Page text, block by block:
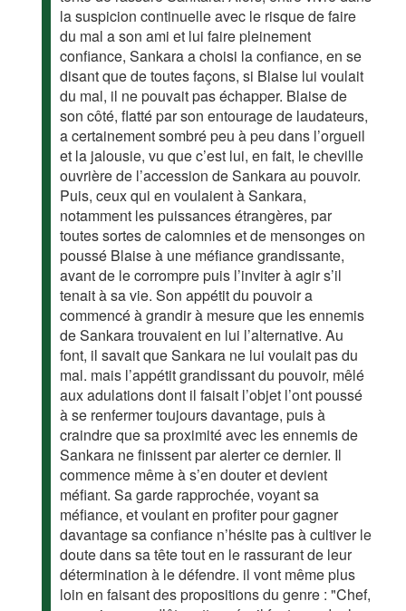
la suspicion continuelle avec le risque de faire
du mal a son ami et lui faire pleinement
confiance, Sankara a choisi la confiance, en se
disant que de toutes façons, si Blaise lui voulait
du mal, il ne pouvait pas échapper. Blaise de
son côté, flatté par son entourage de laudateurs,
a certainement sombré peu à peu dans l’orgueil
et la jalousie, vu que c’est lui, en fait, le cheville
ouvrière de l’accession de Sankara au pouvoir.
Puis, ceux qui en voulaient à Sankara,
notamment les puissances étrangères, par
toutes sortes de calomnies et de mensonges on
poussé Blaise à une méfiance grandissante,
avant de le corrompre puis l’inviter à agir s’il
tenait à sa vie. Son appétit du pouvoir a
commencé à grandir à mesure que les ennemis
de Sankara trouvaient en lui l’alternative. Au
font, il savait que Sankara ne lui voulait pas du
mal. mais l’appétit grandissant du pouvoir, mêlé
aux adulations dont il faisait l’objet l’ont poussé
à se renfermer toujours davantage, puis à
craindre que sa proximité avec les ennemis de
Sankara ne finissent par alerter ce dernier. Il
commence même à s’en douter et devient
méfiant. Sa garde rapprochée, voyant sa
méfiance, et voulant en profiter pour gagner
davantage sa confiance n’hésite pas à cultiver le
doute dans sa tête tout en le rassurant de leur
détermination à le défendre. il vont même plus
loin en faisant des propositions du genre : "Chef,